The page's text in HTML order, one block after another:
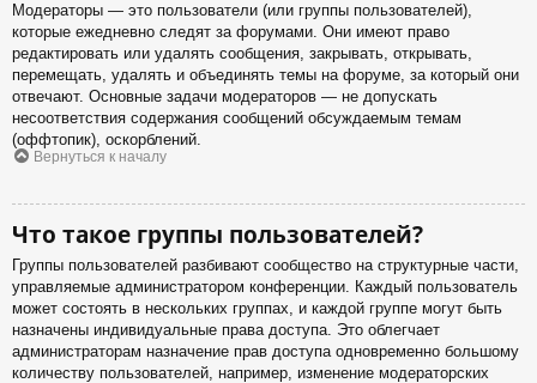
Модераторы — это пользователи (или группы пользователей),
которые ежедневно следят за форумами. Они имеют право
редактировать или удалять сообщения, закрывать, открывать,
перемещать, удалять и объединять темы на форуме, за который они
отвечают. Основные задачи модераторов — не допускать
несоответствия содержания сообщений обсуждаемым темам
(оффтопик), оскорблений.
Вернуться к началу
Что такое группы пользователей?
Группы пользователей разбивают сообщество на структурные части,
управляемые администратором конференции. Каждый пользователь
может состоять в нескольких группах, и каждой группе могут быть
назначены индивидуальные права доступа. Это облегчает
администраторам назначение прав доступа одновременно большому
количеству пользователей, например, изменение модераторских